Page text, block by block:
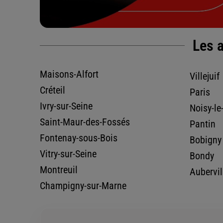
95210 ST GRATIEN
Note de 4.9 sur 5
(Google) 129 avis
Voir la fiche
20.79
LIKA ASSURANCES
131 AVE GABRIEL PERI
91700 STE GENEVIEVE DES BOIS
4,8
Fermé actuellement
Les
Maisons-Alfort
Créteil
Ivry-sur-Seine
Saint-Maur-des-Fossés
Fontenay-sous-Bois
Vitry-sur-Seine
Montreuil
Champigny-sur-Marne
Villejuif
Paris
Noisy-
Pantin
Bobigny
Bondy